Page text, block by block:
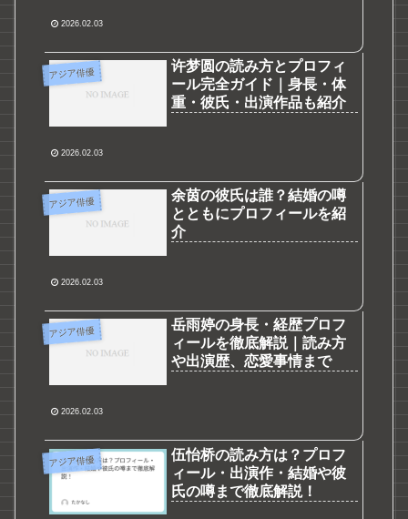
2026.02.03
アジア俳優
许梦圆の読み方とプロフィ
ール完全ガイド｜身長・体
重・彼氏・出演作品も紹介
2026.02.03
アジア俳優
余茵の彼氏は誰？結婚の噂
とともにプロフィールを紹
介
2026.02.03
アジア俳優
岳雨婷の身長・経歴プロフ
ィールを徹底解説｜読み方
や出演歴、恋愛事情まで
2026.02.03
アジア俳優
伍怡桥の読み方は？プロフ
ィール・出演作・結婚や彼
氏の噂まで徹底解説！